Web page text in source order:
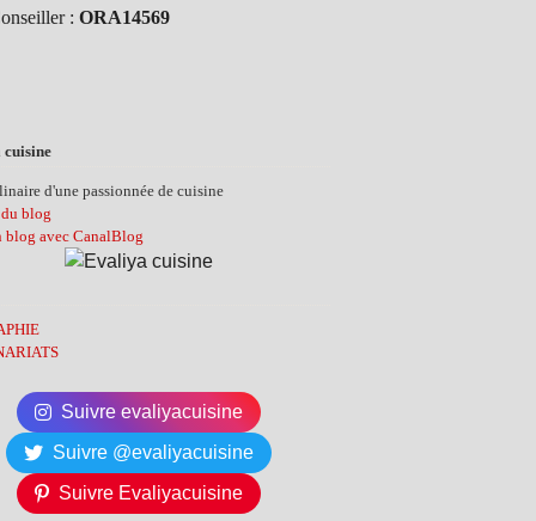
: ORA14569
d'une passionnée de cuisine
blog
blog avec CanalBlog
Suivre evaliyacuisine
Suivre @evaliyacuisine
Suivre Evaliyacuisine